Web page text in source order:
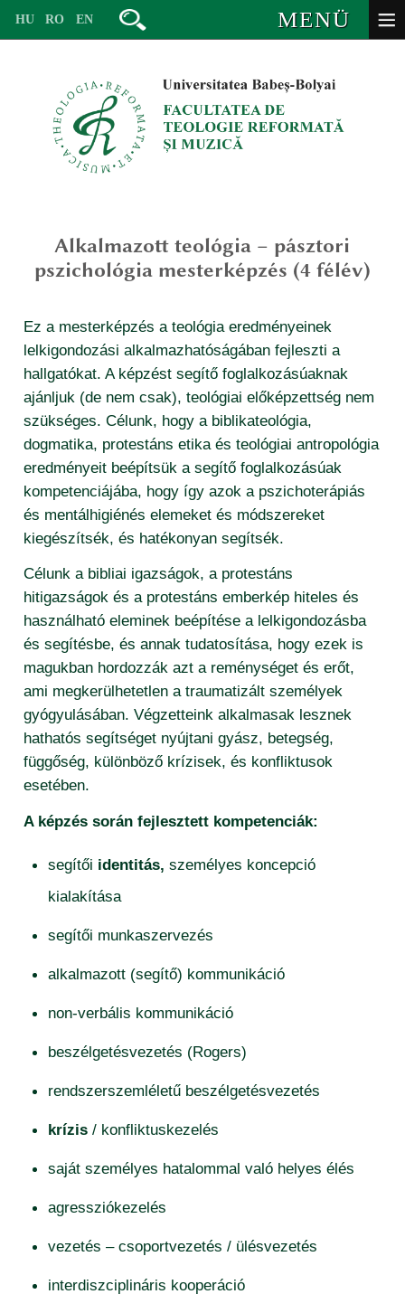
MENÜ
HU RO EN
conducerea
membrii specializării de muzică
membrii specializării de teologie reformată
secretariat / personal auxiliar
regulamente, hotărâri
alumni
contact
muzică artă muzicală în context contemporan (master)
teologie reformată didactică (licență)
teologie aplicată (master)
teologie-educație (master)
mediere interculturală și interconfesională (master)
școala doctorală
– planuri de învățământ teologie (licență)
– planuri de învățământ teologie (master)
– planuri de învățământ muzică (licență)
– planuri de învățământ muzică (master)
– fișele disciplinelor teologie (licentă)
– fișele disciplinelor teologie (masterate)
– fișele disciplinelor muzică (licentă)
– fișele disciplinelor artă muzicală în context contemporan
(masterat)
concursuri, care înlocuiesc examenul de admitere
muzică (licență)
admitere artă muzicală în context contemporan (master)
teologie reformată didactică (licență)
teologie aplicată (master)
teologie-educație (master)
mediere interculturală și interconfesională (master
modul pedagogic
structura anului academic
examene de admitere
orar
burse
examen de licență
examen de disertație
modul pedagogic
contracte de studii
tabăra de vară a studenților
programul euro 200
erasmus
burse erasmus curente
bursa makovecz
sokadalom
alte evenimente
volume
studia reformata transylvanica
colegiul pro musica
colegiul karácsony sándor
centrul de cercetare în domeniul muzicii
proiecte de cercetare
activitate de cercetare și activitate artistică
cadru juridic
resurse umane, specializare teologie didactică (licență)
resurse umane, specializare muzică (licență)
internaționalizare
baza materială
practica profesională teologie
practica profesională muzică
– documente pt. domeniul teologie
– documente pt. domeniul muzică
lista publicații 10 ani – teologie reformată
Alkalmazott teológia – pásztori
pszichológia mesterképzés (4 félév)
Ez a mesterképzés a teológia eredményeinek
lelkigondozási alkalmazhatóságában fejleszti a
hallgatókat. A képzést segítő foglalkozásúaknak
ajánljuk (de nem csak), teológiai előképzettség nem
szükséges. Célunk, hogy a biblikateológia,
dogmatika, protestáns etika és teológiai antropológia
eredményeit beépítsük a segítő foglalkozásúak
kompetenciájába, hogy így azok a pszichoterápiás
és mentálhigiénés elemeket és módszereket
kiegészítsék, és hatékonyan segítsék.
Célunk a bibliai igazságok, a protestáns
hitigazságok és a protestáns emberkép hiteles és
használható eleminek beépítése a lelkigondozásba
és segítésbe, és annak tudatosítása, hogy ezek is
magukban hordozzák azt a reménységet és erőt,
ami megkerülhetetlen a traumatizált személyek
gyógyulásában. Végzetteink alkalmasak lesznek
hathatós segítséget nyújtani gyász, betegség,
függőség, különböző krízisek, és konfliktusok
esetében.
A képzés során fejlesztett kompetenciák:
segítői identitás, személyes koncepció
kialakítása
segítői munkaszervezés
alkalmazott (segítő) kommunikáció
non-verbális kommunikáció
beszélgetésvezetés (Rogers)
rendszerszemléletű beszélgetésvezetés
krízis / konfliktuskezelés
saját személyes hatalommal való helyes élés
agressziókezelés
vezetés – csoportvezetés / ülésvezetés
interdiszciplináris kooperáció